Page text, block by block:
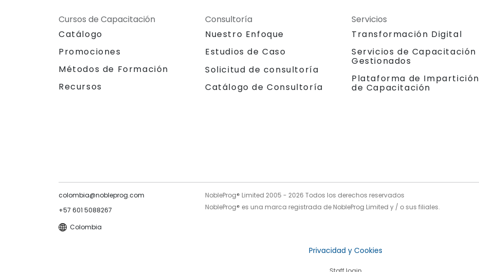
Cursos de Capacitación
Catálogo
Promociones
Métodos de Formación
Recursos
Consultoría
Nuestro Enfoque
Estudios de Caso
Solicitud de consultoría
Catálogo de Consultoría
Servicios
Transformación Digital
Servicios de Capacitación
Gestionados
Plataforma de Impartición
de Capacitación
colombia@nobleprog.com
+57 601 5088267
Colombia
NobleProg® Limited 2005 - 2026 Todos los derechos reservados
NobleProg® es una marca registrada de NobleProg Limited y / o sus filiales.
Privacidad y Cookies